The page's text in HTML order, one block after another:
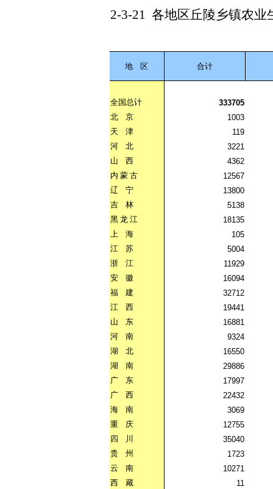
2-3-21 各地区丘陵乡镇农业
地 区 合计
全国总计
333705
北
京
1003
天
津
119
河
北
3221
山
西
4362
内 蒙 古
12567
辽
宁
13800
吉
林
5138
黑 龙 江
18135
上
海
105
江
苏
5004
浙
江
11929
安
徽
16094
福
建
32712
江
西
19441
山
东
16881
河
南
9324
湖
北
16550
湖
南
29886
广
东
17997
广
西
22432
海
南
3069
重
庆
12755
四
川
35040
贵
州
1723
云
南
10271
西
藏
11